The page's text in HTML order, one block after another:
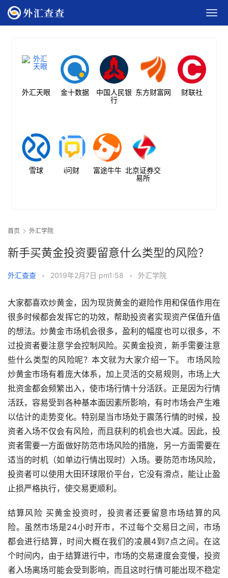
外汇天眼 金十数据
中国人民银
行
东方财富网 财联社
雪球 i问财 富途牛牛 北京证券交
易所
首页 外汇学院
新手买黄金投资要留意什么类型的风险？
外汇查查 • 2019年2月7日 pm1:58 • 外汇学院
大家都喜欢炒黄金，因为现货黄金的避险作用和保值作用在
很多时候都会发挥它的功效，帮助投资者实现资产保值升值
的想法。炒黄金市场机会很多，盈利的幅度也可以很多，不
过投资者要注意学会控制风险。买黄金投资，新手需要注意
些什么类型的风险呢？本文就为大家介绍一下。 市场风险
炒黄金市场有着庞大体系，加上灵活的交易规则，市场上大
批资金都会频繁出入，使市场行情十分活跃。正是因为行情
活跃，容易受到各种基本面因素所影响，有时市场会产生难
以估计的走势变化。特别是当市场处于震荡行情的时候，投
资者入场不仅会有风险，而且获利的机会也大减。因此，投
资者需要一方面做好防范市场风险的措施，另一方面需要在
适当的时机（如单边行情出现时）入场。要防范市场风险，
投资者可以使用大田环球限价平台，它没有滑点，能让止盈
止损严格执行，使交易更顺利。
结算风险 买黄金投资时，投资者还要留意市场结算的风
险。虽然市场是24小时开市，不过每个交易日之间，市场
都会进行结算，时间大概在我们的凌晨4到7点之间。在这
个时间内，由于结算进行中，市场的交易速度会变慢，投资
者入场离场可能会受到影响，而且这时行情可能出现不稳定